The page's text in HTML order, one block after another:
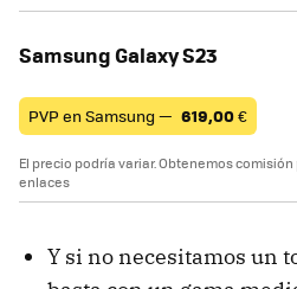
Samsung Galaxy S23
PVP en Samsung — 619,00€
El precio podría variar. Obtenemos
enlaces
Y si no necesitamos un